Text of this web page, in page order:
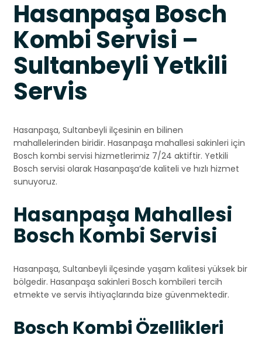
Hasanpaşa Bosch
Kombi Servisi –
Sultanbeyli Yetkili
Servis
Hasanpaşa, Sultanbeyli ilçesinin en bilinen
mahallelerinden biridir. Hasanpaşa mahallesi sakinleri için
Bosch kombi servisi hizmetlerimiz 7/24 aktiftir. Yetkili
Bosch servisi olarak Hasanpaşa’de kaliteli ve hızlı hizmet
sunuyoruz.
Hasanpaşa Mahallesi
Bosch Kombi Servisi
Hasanpaşa, Sultanbeyli ilçesinde yaşam kalitesi yüksek bir
bölgedir. Hasanpaşa sakinleri Bosch kombileri tercih
etmekte ve servis ihtiyaçlarında bize güvenmektedir.
Bosch Kombi Özellikleri